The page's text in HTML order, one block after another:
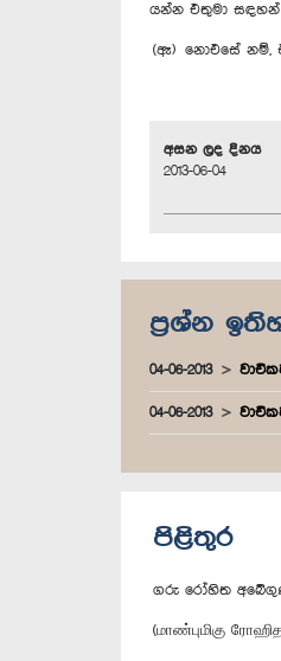
යන්න එතුමා
(ඈ) නොඑසේ නම්,
අසන ලද දිනය
2013-06-04
ප්‍රශ්න
04-06-2013
04-06-2013
පිළිතුර
ගරු රෝහිත
(மாண்புமிகு